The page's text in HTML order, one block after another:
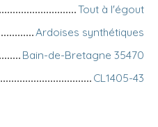
Tout à l'égout
Ardoises synthétiques
Bain-de-Bretagne 35470
CL1405-43